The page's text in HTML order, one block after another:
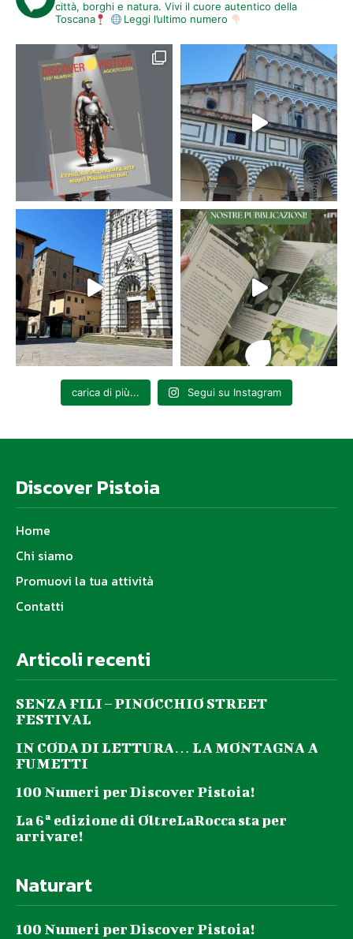
di Popiglio.
Una camminata che toccherà diverse aree di interesse: storiche,
geologia, usi, tradizioni e costumi.
ADVENTURE MOVIE AWARDS 2022
Adventure Movie Awards
sono la bussola che guida e “ispira”
da sempre l’intera manifestazione, grazie alla condivisione di storie
di avventura che hanno il potere di ampliare la comprensione di se
stessi come parte integrante della natura, film e incontri capaci
innescare cambiamenti sociali e ambientali positivi nelle nostre
comunità locali e in tutto il mondo.
Come ogni anno, sono attesi alcuni tra i migliori corto e
mediometraggi di avventura, esplorazione e sport outdoor del
panorama mondiale.
Le proiezioni gratuite, presso il cinema all’aperto, sono previste
nelle
serate di Mercoledì 29 e Giovedì 30 Giugno e Venerdì 1
Luglio
le premiazionisono in programma alle21:00di
Domenica 3 Luglio.
VILLAGGIO DEL FESTIVAL
DaGiovedì 30 Giugno a Domenica 3 Luglio nelVillaggio del
Festival, con ingresso gratuito, sarà possibile trovare stand di
partners e associazioni, un’area olistica con trattamenti e massaggi,
un mercatino con abbigliamento, libri, prodotti artigianali, biologici
ed eccellenze locali, con la possibilità di degustare alcune
prelibatezze gastronomiche e ottima birra artigianale.
www.adventureoutdoorfest.com
città, borghi e natura. Vivi il cuore autentico della
Toscana
Leggi l’ultimo numero
carica di più... Segui su Instagram
Discover Pistoia
Home
Chi siamo
Promuovi la tua attività
Contatti
Articoli recenti
SENZA FILI – PINOCCHIO STREET
FESTIVAL
IN CODA DI LETTURA… LA MONTAGNA A
FUMETTI
100 Numeri per Discover Pistoia!
La 6ª edizione di OltreLaRocca sta per
arrivare!
Naturart
100 Numeri per Discover Pistoia!